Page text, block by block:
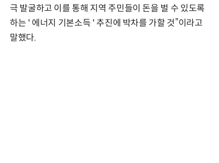
극 발굴하고 이를 통해 지역 주민들이 돈을 벌 수 있도록
하는 ' 에너지 기본소득 ' 추진에 박차를 가할 것”이라고
말했다.